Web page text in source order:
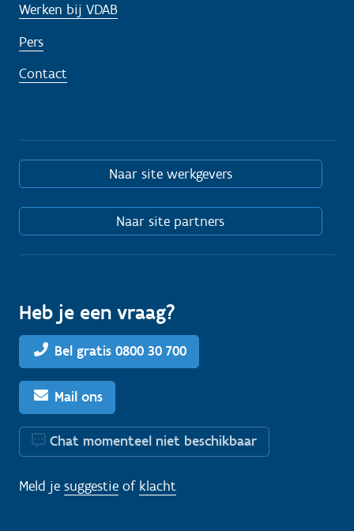
Werken bij VDAB
Pers
Contact
Naar site werkgevers
Naar site partners
Heb je een vraag?
Bel gratis 0800 30 700
Mail ons
Chat momenteel niet beschikbaar
Meld je suggestie of klacht